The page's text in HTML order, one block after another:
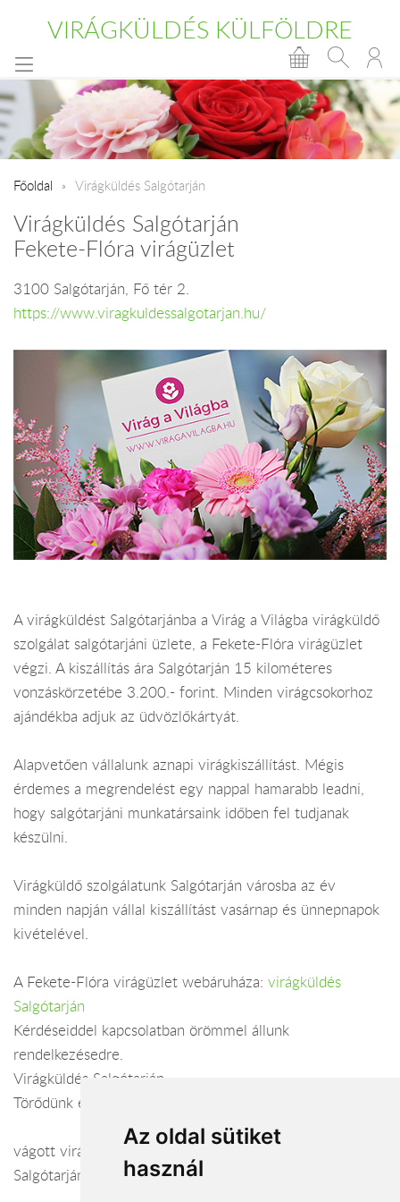
Az oldal sütiket
használ
VIRÁGKÜLDÉS KÜLFÖLDRE
Főoldal Virágküldés Salgótarján
Virágküldés Salgótarján
Fekete-Flóra virágüzlet
3100 Salgótarján, Fő tér 2.
https://www.viragkuldessalgotarjan.hu/
A virágküldést Salgótarjánba a Virág a Világba virágküldő
szolgálat salgótarjáni üzlete, a Fekete-Flóra virágüzlet
végzi. A kiszállítás ára Salgótarján 15 kilométeres
vonzáskörzetébe 3.200.- forint. Minden virágcsokorhoz
ajándékba adjuk az üdvözlőkártyát.
Alapvetően vállalunk aznapi virágkiszállítást. Mégis
érdemes a megrendelést egy nappal hamarabb leadni,
hogy salgótarjáni munkatársaink időben fel tudjanak
készülni.
Virágküldő szolgálatunk Salgótarján városba az év
minden napján vállal kiszállítást vasárnap és ünnepnapok
kivételével.
A Fekete-Flóra virágüzlet webáruháza: virágküldés
Salgótarján
Kérdéseiddel kapcsolatban örömmel állunk
rendelkezésedre.
Virágküldés Salgótarján
Törődünk egymással
vágott virág, virág, csokrok, cserepes virág, virágküldés
Salgótarján, koszorú,